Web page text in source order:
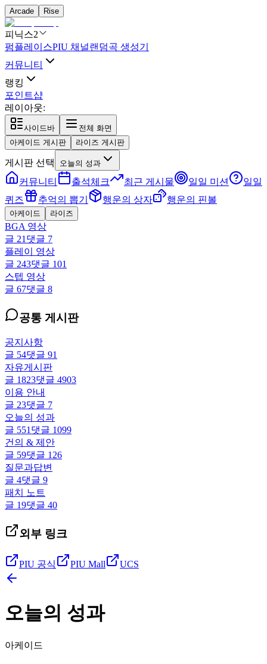
Arcade Rise
피닉스2
펌플레이스PIU 채널랜덤곡 생성기
커뮤니티
랭킹
포인트샵
레이아웃:
사이드바
전체 화면
아케이드 게시판
라이즈 게시판
게시판 선택 오늘의 성과
커뮤니티 출석체크 최근 게시물 일일 미션
일일
퀴즈
추억의 뽑기 행운의 상자 행운의 핀볼
아케이드 라이즈
BGA 영상
글 21 댓글 7
플레이 영상
글 243댓글 101
스텝 영상
글 67댓글 8
공통 게시판
공지사항
글 54댓글 91
자유게시판
글 1823댓글 4903
이용 안내
글 23댓글 7
오늘의 성과
글 551댓글 1099
건의 & 제안
글 59댓글 126
질문과답변
글 4댓글 9
패치 노트
글 19댓글 40
외부 링크
PIU 공식 PIU Mall UCS
오늘의 성과
아케이드